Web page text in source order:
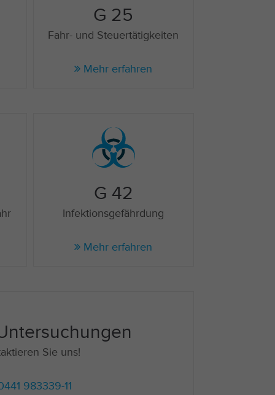
G 25
Fahr- und Steuertätigkeiten
Mehr erfahren
G 42
Infektionsgefährdung
Mehr erfahren
Sie uns!
983339-11